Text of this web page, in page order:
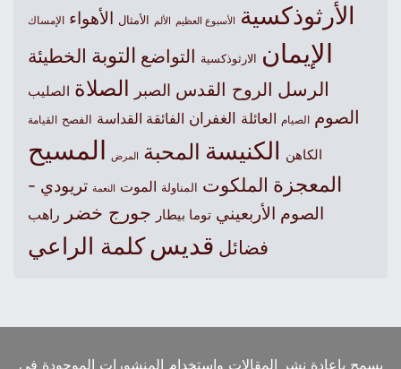
الأرثوذكسية الأسبوع العظيم الألم الأمثال الأهواء الإمساك
الإيمان الارثوذكسية التواضع التوبة الخطيئة
الرسل الروح القدس الصبر الصلاة الصليب
الصوم الصيام العائلة الغفران الفائقة القداسة الفصح القيامة
الكاهن الكنيسةالمحبة المرض المسيح
المعجزة الملكوت المناولة الموت النعمة تريودي -
الصوم الأربعيني توما بيطار جورج خضر راهب
فضائل قديس كلمة الراعي
يسمح بإعادة نشر المقالات واستخدام المنشورات الموجودة في